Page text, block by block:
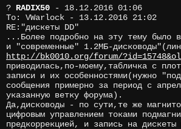
? RADIX50 - 18.12.2016 01:06
To: VWarlock - 13.12.2016 21:02
RE:"дискеты DD"
...Более подробно на эту тему было
и "современные" 1.2МБ-
http://bk0010.org/forum/
приводилась,по-моему,табличка с
записи и их особенностями(нужно
сообщения примерно за период с
указанную ветку форума).
Да,дисководы - по сути,те же
цифровым управлением токами
предкоррекцией, и запись на дискеты